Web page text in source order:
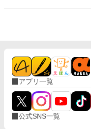
アプリ一覧
公式SNS一覧